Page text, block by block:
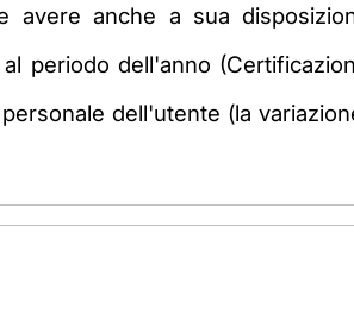
avere anche a sua
periodo dell'anno
dell'utente (la